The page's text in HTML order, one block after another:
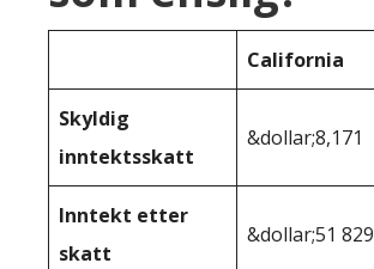
California
Skyldig
inntektsskatt
&dollar;8,171
Inntekt etter
skatt
&dollar;51 829